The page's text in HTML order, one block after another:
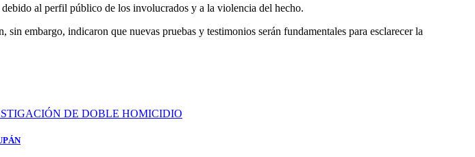
al perfil público de los involucrados y a la violencia del hecho.
embargo, indicaron que nuevas pruebas y testimonios serán fundamentales para esclarecer la